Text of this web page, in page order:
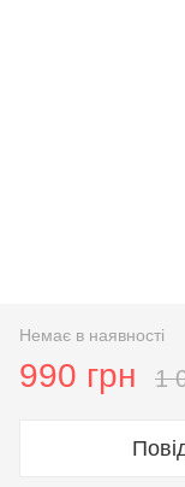
Немає в наявності
990 грн 1